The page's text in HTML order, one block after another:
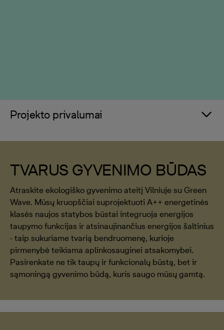
Projekto privalumai
TVARUS GYVENIMO BŪDAS
Atraskite ekologiško gyvenimo ateitį Vilniuje su Green
Wave. Mūsų kruopščiai suprojektuoti A++ energetinės
klasės naujos statybos būstai integruoja energijos
taupymo funkcijas ir atsinaujinančius energijos šaltinius
- taip sukuriame tvarią bendruomenę, kurioje
pirmenybė teikiama aplinkosauginei atsakomybei.
Pasirenkate ne tik taupų ir funkcionalų būstą, bet ir
sąmoningą gyvenimo būdą, kuris saugo mūsų gamtą.